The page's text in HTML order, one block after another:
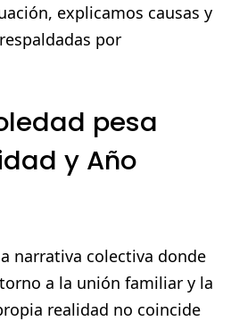
explicamos causas y
por
pesa
y Año
narrativa colectiva donde
a la unión familiar y la
realidad no coincide